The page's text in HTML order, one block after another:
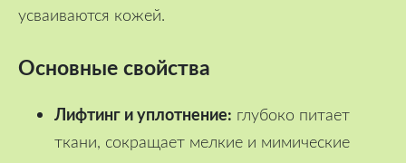
усваиваются кожей.
Основные свойства
Лифтинг и уплотнение: глубоко питает
ткани, сокращает мелкие и мимические